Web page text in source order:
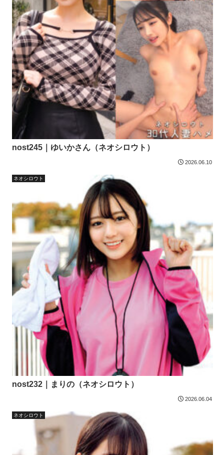
nost245｜ゆいかさん（ネオシロウト）
2026.06.10
ネオシロウト
nost232｜まりの（ネオシロウト）
2026.06.04
ネオシロウト